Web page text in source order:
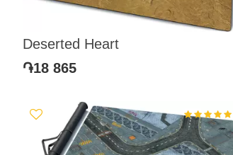
Deserted Heart
֏18 865